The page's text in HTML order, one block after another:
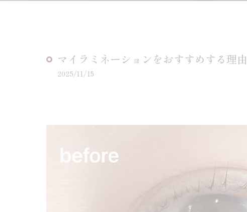
マイラミネーションをおすすめする理由
2025/11/15